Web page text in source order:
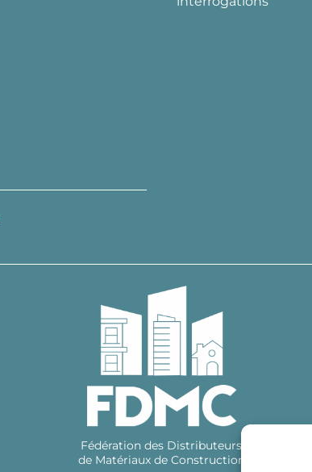
Fédération des Distributeurs
de Matériaux de Construction